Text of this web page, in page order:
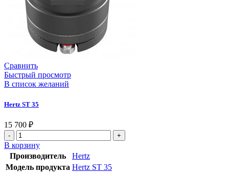
Сравнить
Быстрый просмотр
В список желаний
Hertz ST 35
15 700 ₽
Количество
товара
Hertz
ST
35
В корзину
Производитель
Hertz
Модель продукта Hertz ST 35